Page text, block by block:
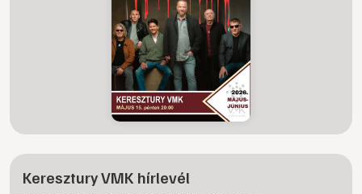
Keresztury VMK hírlevél